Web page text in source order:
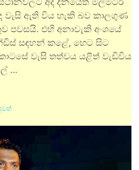
වැසි ඇති විය හැකි බව කාලගුණ
පවසයි. එහි අනාවැකි අංශයේ
සඳහන් කළේ, හෙට සිට
වැසි තත්වය යළිත් වැඩිවිය
…